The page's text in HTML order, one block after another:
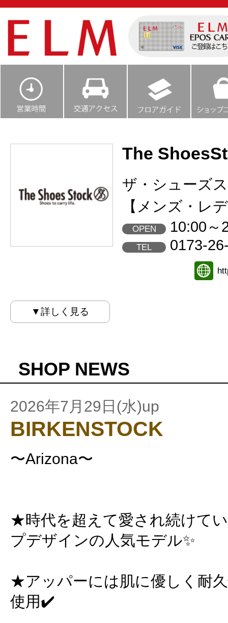
The
ザ・シューズ
【メンズ・レ
OPEN 10:00～
TEL 0173-
▼詳しく見る
SHOP NEWS
2026年7月29日(水)up
BIRKENSTOCK
〜Arizona〜
★時代を超えて愛され続けて
プデザインの人気モデル✨
★アッパーには肌に優しく耐
使用✔️